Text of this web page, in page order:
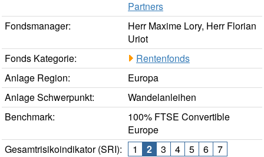
Partners
Fondsmanager:
Herr Maxime Lory, Herr Florian
Uriot
Fonds Kategorie:
Rentenfonds
Anlage Region:
Europa
Anlage Schwerpunkt:
Wandelanleihen
Benchmark:
100% FTSE Convertible
Europe
Gesamtrisikoindikator (SRI):
1 2 3 4 5 6
7